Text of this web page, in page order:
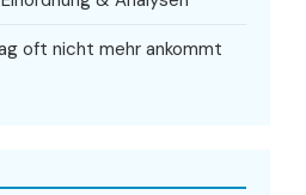
oft nicht mehr ankommt